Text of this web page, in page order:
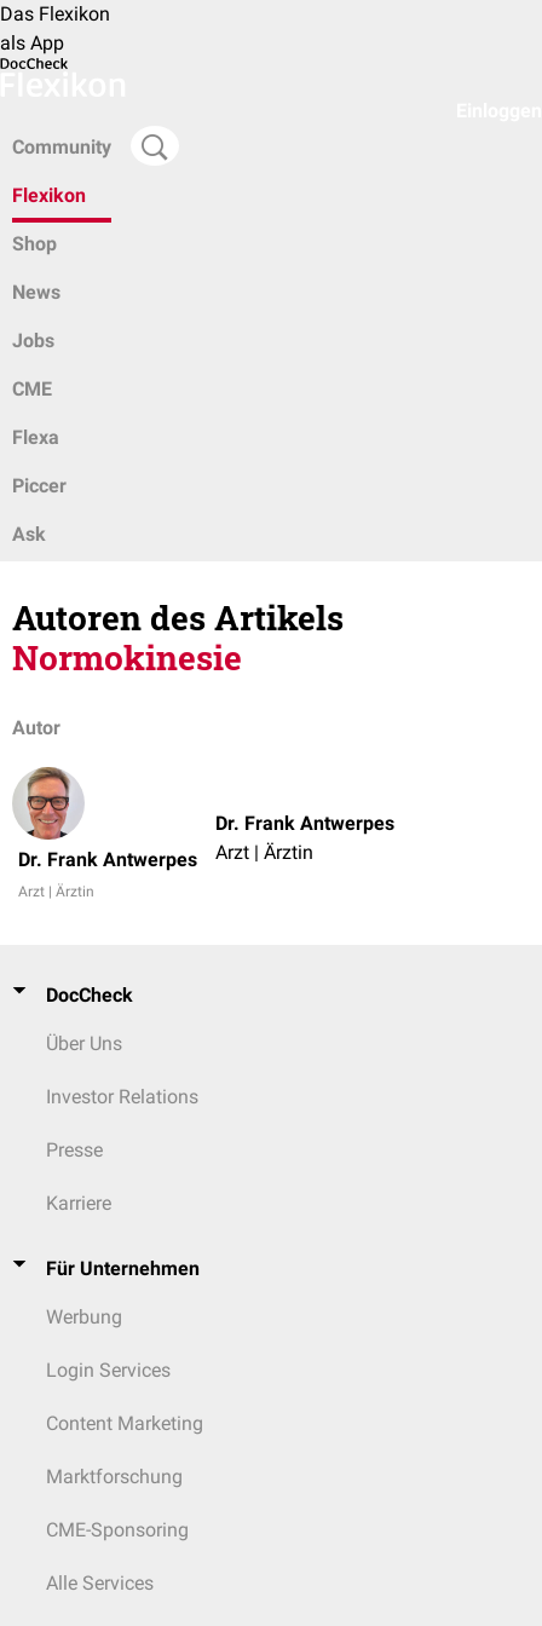
Das Flexikon
als App
Community
Flexikon
Shop
News
Jobs
CME
Flexa
Piccer
Ask
Autoren des Artikels
Normokinesie
Autor
Dr. Frank Antwerpes
Arzt | Ärztin
Dr. Frank Antwerpes
Arzt | Ärztin
DocCheck
Über Uns
Investor Relations
Presse
Karriere
Für Unternehmen
Werbung
Login Services
Content Marketing
Marktforschung
CME-Sponsoring
Alle Services